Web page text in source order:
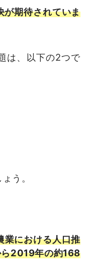
が期待されていま
は、以下の2つで
う。
業における人口推
2019年の約168